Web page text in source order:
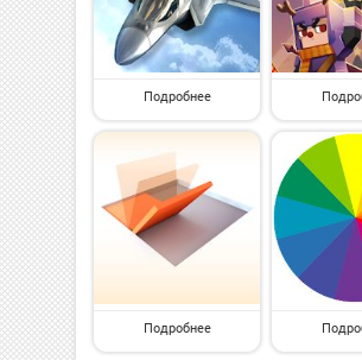
Подробнее
Подробнее